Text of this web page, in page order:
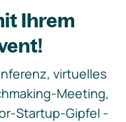
Ihrem
virtuelles
Meeting,
Startup-Gipfel -